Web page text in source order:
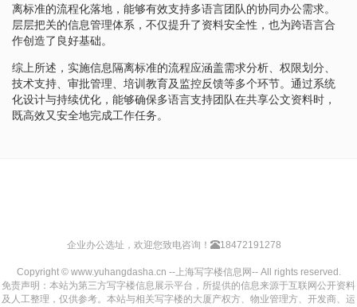
离标准的流程化落地，能够有效支持多语言团队的协同办公需求。
层层把关的信息管理体系，不仅提升了资料安全性，也为跨语言合
作创造了良好基础。
综上所述，实施信息隔离标准的流程应涵盖需求分析、权限划分、
技术支持、审批管理、培训教育及监控反馈等多个环节。通过系统
化设计与持续优化，能够确保多语言支持团队在共享公文资料时，
既高效又安全地完成工作任务。
企业办公选址，欢迎您致电咨询！ 18472191278
Copyright © www.yuhangdasha.cn --上海写字楼信息网-- All rights reserved.
免责声明：本站为第三方写字楼信息展示平台，所提供的信息来源于互联网公开资料
及人工整理，仅供参考。本站与相关写字楼的大厦产权方、物业管理方、开发商、运